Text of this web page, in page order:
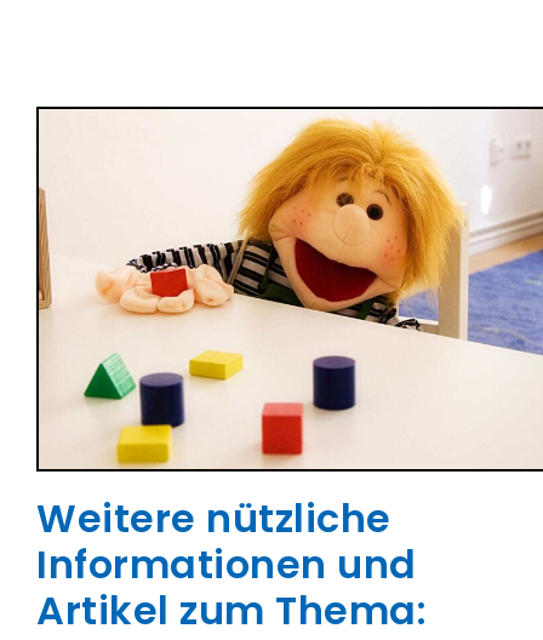
Weitere nützliche
Informationen und
Artikel zum Thema: